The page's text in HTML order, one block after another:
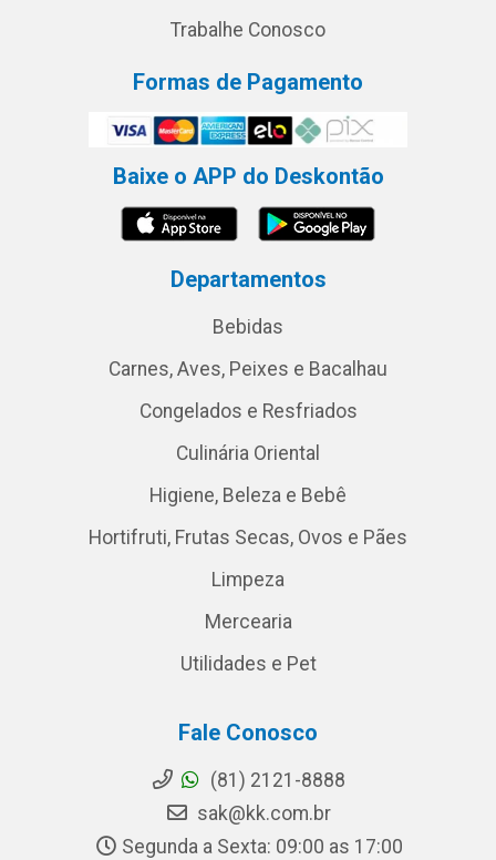
Trabalhe Conosco
Formas de Pagamento
Baixe o APP do Deskontão
Departamentos
Bebidas
Carnes, Aves, Peixes e Bacalhau
Congelados e Resfriados
Culinária Oriental
Higiene, Beleza e Bebê
Hortifruti, Frutas Secas, Ovos e Pães
Limpeza
Mercearia
Utilidades e Pet
Fale Conosco
(81) 2121-8888
sak@kk.com.br
Segunda a Sexta: 09:00 as 17:00